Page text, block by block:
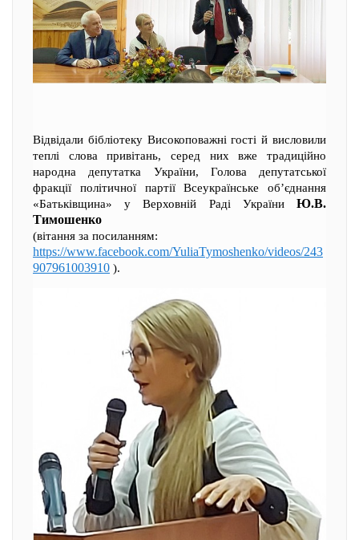
Відвідали бібліотеку Високоповажні гості й висловили
теплі слова привітань, серед них вже традиційно
народна депутатка України, Голова депутатської
фракції політичної партії Всеукраїнське об’єднання
«Батьківщина» у Верховній Раді України Ю.В.
Тимошенко
(вітання за посиланням:
https://www.facebook.com/YuliaTymoshenko/videos/243
907961003910 ).